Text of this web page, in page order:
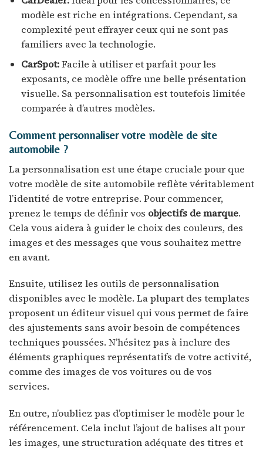
modèle est riche en intégrations. Cependant, sa
complexité peut effrayer ceux qui ne sont pas
familiers avec la technologie.
CarSpot:Facile à utiliser et parfait pour les
exposants, ce modèle offre une belle présentation
visuelle. Sa personnalisation est toutefois limitée
comparée à d’autres modèles.
Comment personnaliser votre modèle de site
automobile ?
La personnalisation est une étape cruciale pour que
votre modèle de site automobile reflète véritablement
l’identité de votre entreprise. Pour commencer,
prenez le temps de définir vos objectifs de marque.
Cela vous aidera à guider le choix des couleurs, des
images et des messages que vous souhaitez mettre
en avant.
Ensuite, utilisez les outils de personnalisation
disponibles avec le modèle. La plupart des templates
proposent un éditeur visuel qui vous permet de faire
des ajustements sans avoir besoin de compétences
techniques poussées. N’hésitez pas à inclure des
éléments graphiques représentatifs de votre activité,
comme des images de vos voitures ou de vos
services.
En outre, n’oubliez pas d’optimiser le modèle pour le
référencement. Cela inclut l’ajout de balises alt pour
les images, une structuration adéquate des titres et